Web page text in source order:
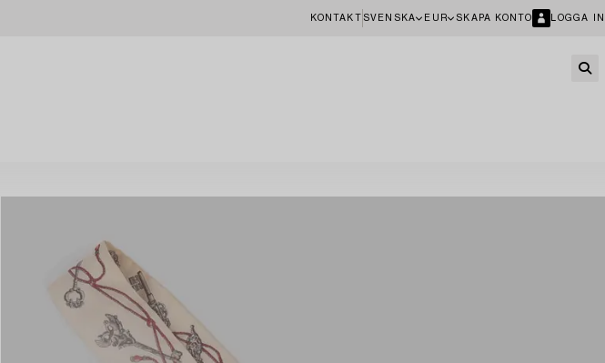
KONTAKT SVENSKA EUR SKAPA KONTO LOGGA IN